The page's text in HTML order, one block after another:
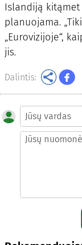
Islandiją
planuojama.
„Eurovizijoje“,
jis.
Dalintis: